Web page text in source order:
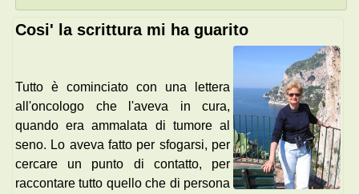
Cosi' la scrittura mi ha guarito
Tutto è cominciato con una lettera
all'oncologo che l'aveva in cura,
quando era ammalata di tumore al
seno. Lo aveva fatto per sfogarsi, per
cercare un punto di contatto, per
raccontare tutto quello che di persona